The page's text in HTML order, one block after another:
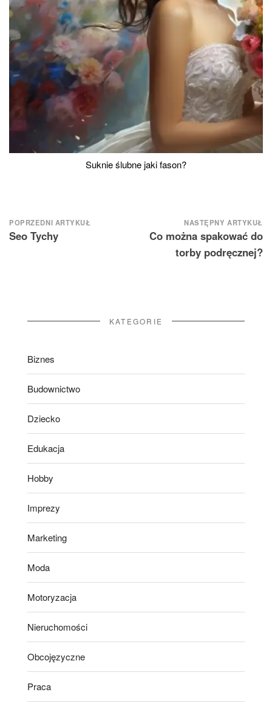
Suknie ślubne jaki fason?
Nawigacja
wpisu
POPRZEDNI ARTYKUŁ
Seo Tychy
NASTĘPNY ARTYKUŁ
Co można spakować do
torby podręcznej?
KATEGORIE
Biznes
Budownictwo
Dziecko
Edukacja
Hobby
Imprezy
Marketing
Moda
Motoryzacja
Nieruchomości
Obcojęzyczne
Praca